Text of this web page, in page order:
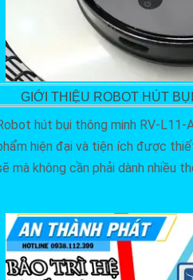
GIỚI THIỆU ROBOT HÚT
hút bụi thông minh RV-L11-
hiện đại và tiện ích được
mà không cần phải dành nhiều